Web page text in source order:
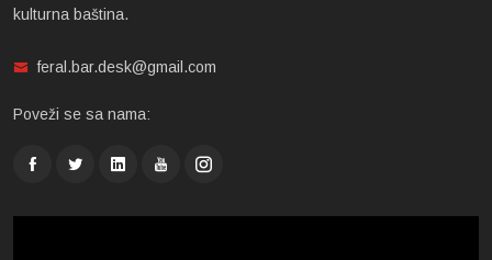
kulturna baština.
feral.bar.desk@gmail.com
Poveži se sa nama: